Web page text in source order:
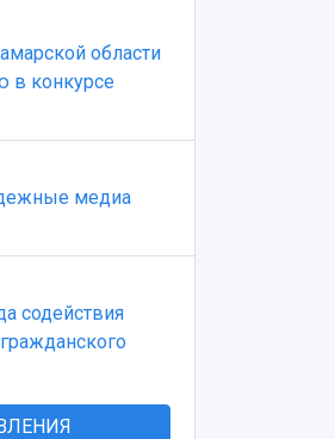
области
в конкурсе
медиа
содействия